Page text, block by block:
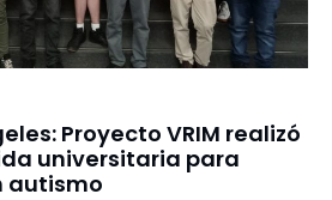
Proyecto VRIM realizó
universitaria para
autismo